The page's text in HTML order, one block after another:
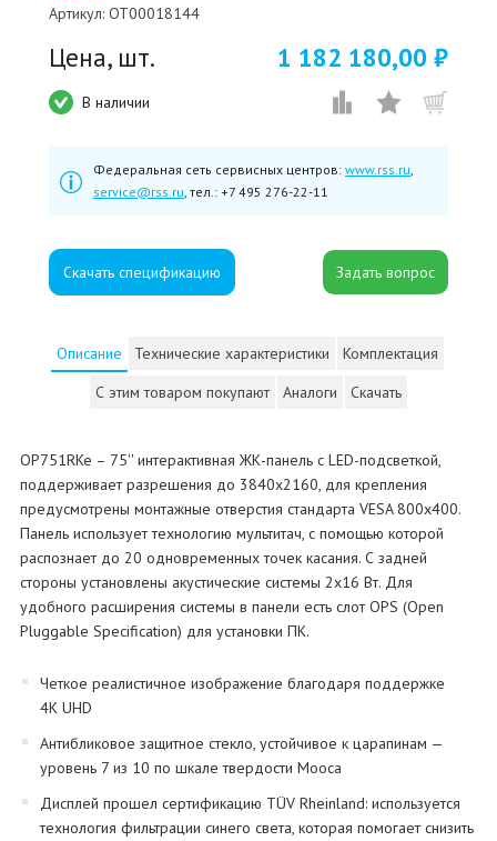
Артикул: OT00018144
Цена, шт. 1 182 180,00 ₽
В наличии
Федеральная сеть сервисных центров: www.rss.ru
service@rss.ru , тел.: +7 495 276-22-11
Скачать спецификацию
Описание Технические характеристики
Комплектация
С этим товаром покупают
Аналоги Скачать
OP751RKe – 75'' интерактивная ЖК-панель с LED-подсветкой,
поддерживает разрешения до 3840x2160, для крепления
предусмотрены монтажные отверстия стандарта VESA 800x400.
Панель использует технологию мультитач, с помощью которой
распознает до 20 одновременных точек касания. С задней
стороны установлены акустические системы 2х16 Вт. Для
удобного расширения системы в панели есть слот OPS (Open
Pluggable Specification) для установки ПК.
Четкое реалистичное изображение благодаря поддержке
4K UHD
Антибликовое защитное стекло, устойчивое к царапинам —
уровень 7 из 10 по шкале твердости Мооса
Дисплей прошел сертификацию TÜV Rheinland: используется
технология фильтрации синего света, которая помогает снизить